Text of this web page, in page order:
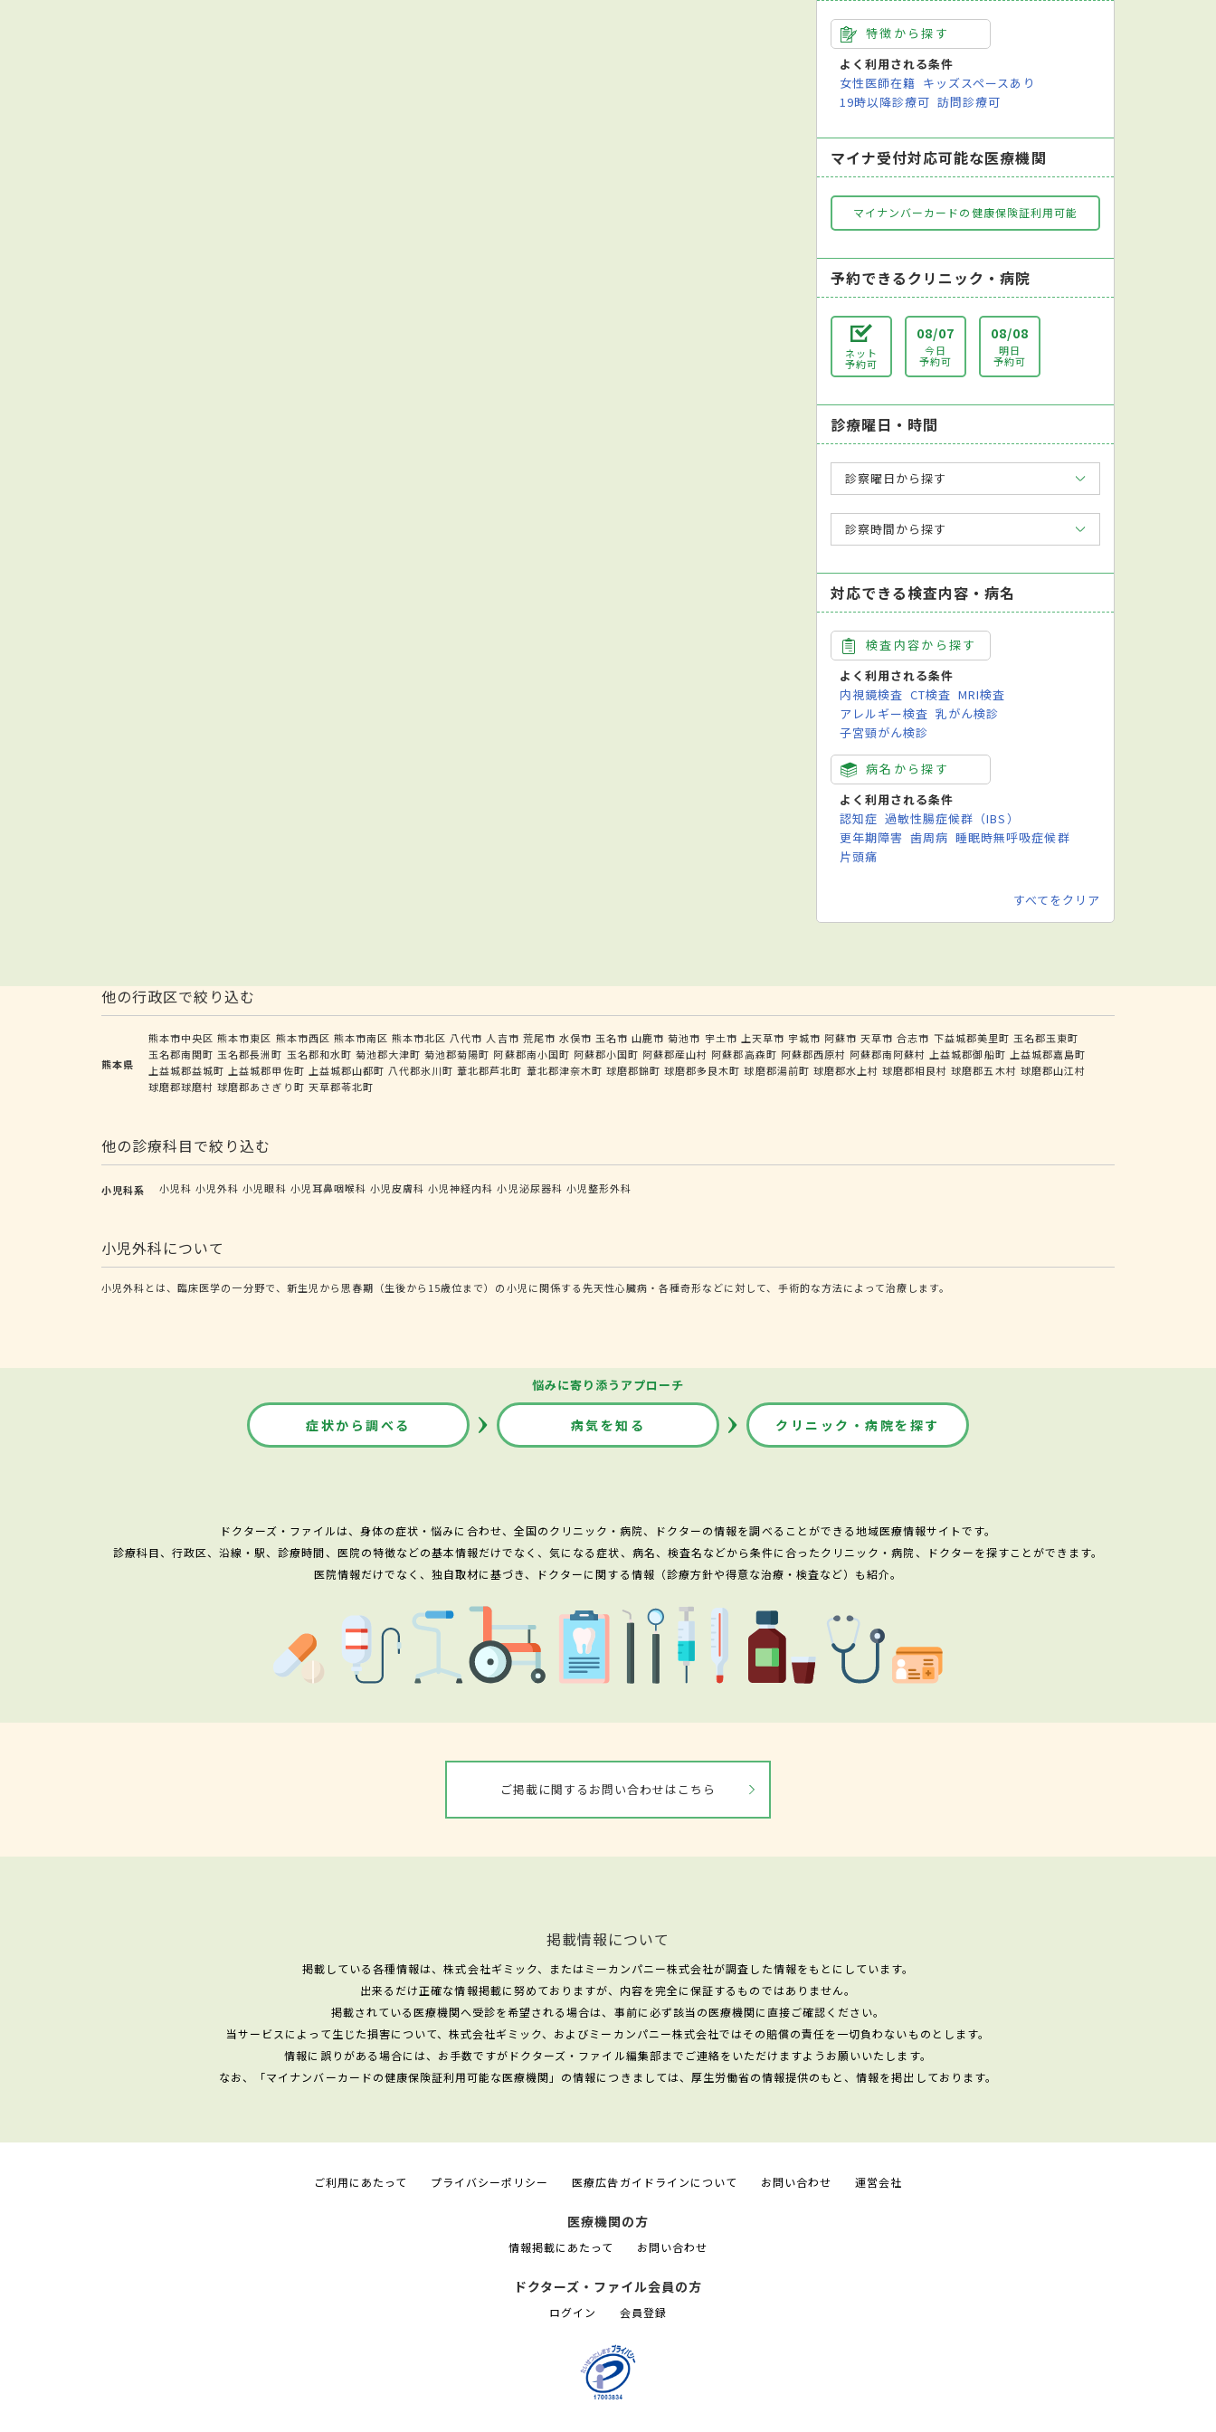
特徴から探す
よく利用される条件
女性医師在籍 キッズスペースあり
19時以降診療可 訪問診療可
マイナ受付対応可能な医療機関
マイナンバーカードの健康保険証利用可能
予約できるクリニック・病院
ネット
予約可
08/07
今日
予約可
08/08
明日
予約可
診療曜日・時間
診察曜日から探す
診察時間から探す
対応できる検査内容・病名
検査内容から探す
よく利用される条件
内視鏡検査 CT検査 MRI検査
アレルギー検査 乳がん検診
子宮頸がん検診
病名から探す
よく利用される条件
認知症 過敏性腸症候群（IBS）
更年期障害 歯周病 睡眠時無呼吸症候群
片頭痛
すべてをクリア
他の行政区で絞り込む
熊本県
熊本市中央区 熊本市東区 熊本市西区 熊本市南区 熊本市北区 八代市 人吉市 荒尾市 水俣市 玉名市 山鹿市 菊池市 宇土市 上天草市 宇城市 阿蘇市 天草市 合志市 下益城郡美里町 玉名郡玉東町
玉名郡南関町 玉名郡長洲町 玉名郡和水町 菊池郡大津町 菊池郡菊陽町 阿蘇郡南小国町 阿蘇郡小国町 阿蘇郡産山村 阿蘇郡高森町 阿蘇郡西原村 阿蘇郡南阿蘇村 上益城郡御船町 上益城郡嘉島町
上益城郡益城町 上益城郡甲佐町 上益城郡山都町 八代郡氷川町 葦北郡芦北町 葦北郡津奈木町 球磨郡錦町 球磨郡多良木町 球磨郡湯前町 球磨郡水上村 球磨郡相良村 球磨郡五木村 球磨郡山江村
球磨郡球磨村 球磨郡あさぎり町 天草郡苓北町
他の診療科目で絞り込む
小児科系 小児科 小児外科 小児眼科 小児耳鼻咽喉科 小児皮膚科 小児神経内科 小児泌尿器科 小児整形外科
小児外科について
小児外科とは、臨床医学の一分野で、新生児から思春期（生後から15歳位まで）の小児に関係する先天性心臓病・各種奇形などに対して、手術的な方法によって治療します。
悩みに寄り添うアプローチ
症状から調べる 病気を知る クリニック・病院を探す
ドクターズ・ファイルは、身体の症状・悩みに合わせ、全国のクリニック・病院、ドクターの情報を調べることができる地域医療情報サイトです。
診療科目、行政区、沿線・駅、診療時間、医院の特徴などの基本情報だけでなく、気になる症状、病名、検査名などから条件に合ったクリニック・病院、ドクターを探すことができます。
医院情報だけでなく、独自取材に基づき、ドクターに関する情報（診療方針や得意な治療・検査など）も紹介。
ご掲載に関するお問い合わせはこちら
掲載情報について
掲載している各種情報は、株式会社ギミック、またはミーカンパニー株式会社が調査した情報をもとにしています。
出来るだけ正確な情報掲載に努めておりますが、内容を完全に保証するものではありません。
掲載されている医療機関へ受診を希望される場合は、事前に必ず該当の医療機関に直接ご確認ください。
当サービスによって生じた損害について、株式会社ギミック、およびミーカンパニー株式会社ではその賠償の責任を一切負わないものとします。
情報に誤りがある場合には、お手数ですがドクターズ・ファイル編集部までご連絡をいただけますようお願いいたします。
なお、「マイナンバーカードの健康保険証利用可能な医療機関」の情報につきましては、厚生労働省の情報提供のもと、情報を掲出しております。
ご利用にあたって プライバシーポリシー 医療広告ガイドラインについて お問い合わせ 運営会社
医療機関の方
情報掲載にあたって お問い合わせ
ドクターズ・ファイル会員の方
ログイン 会員登録